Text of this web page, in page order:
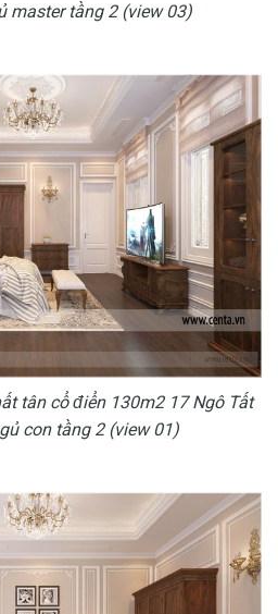
master tầng 2 (view 03)
tân cổ điển 130m2 17 Ngô Tất
con tầng 2 (view 01)